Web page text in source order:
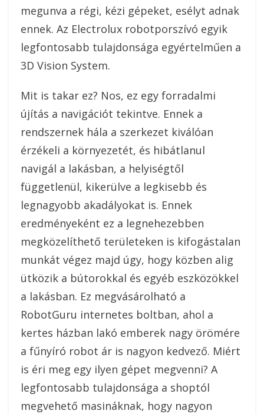
megunva a régi, kézi gépeket, esélyt adnak
ennek. Az Electrolux robotporszívó egyik
legfontosabb tulajdonsága egyértelműen a
3D Vision System.
Mit is takar ez? Nos, ez egy forradalmi
újítás a navigációt tekintve. Ennek a
rendszernek hála a szerkezet kiválóan
érzékeli a környezetét, és hibátlanul
navigál a lakásban, a helyiségtől
függetlenül, kikerülve a legkisebb és
legnagyobb akadályokat is. Ennek
eredményeként ez a legnehezebben
megközelíthető területeken is kifogástalan
munkát végez majd úgy, hogy közben alig
ütközik a bútorokkal és egyéb eszközökkel
a lakásban. Ez megvásárolható a
RobotGuru internetes boltban, ahol a
kertes házban lakó emberek nagy örömére
a fűnyíró robot ár is nagyon kedvező. Miért
is éri meg egy ilyen gépet megvenni? A
legfontosabb tulajdonsága a shoptól
megvehető masináknak, hogy nagyon